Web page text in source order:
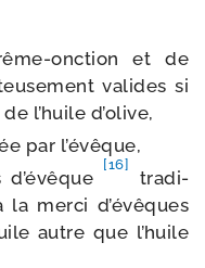
​onction et de
valides si
l’huile d’olive,
par l’évêque,
[16]
tra­di­
mer­ci d’é­vêques
autre que l’huile